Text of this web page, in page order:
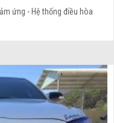
ứng - Hệ thống điều hòa